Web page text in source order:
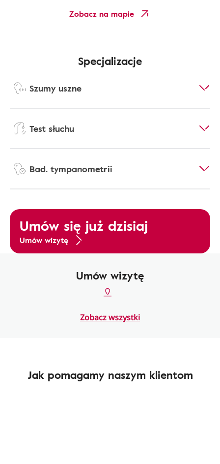
Zobacz na mapie
Specjalizacje
Szumy uszne
Test słuchu
Bad. tympanometrii
Umów się już dzisiaj
Umów wizytę
Umów wizytę
Zobacz wszystki
Jak pomagamy naszym klientom